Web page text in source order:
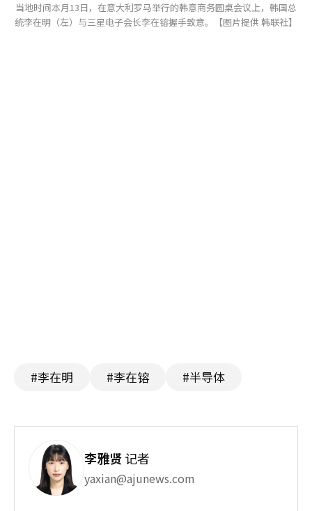
当地时间本月13日，在意大利罗马举行的韩意商务圆桌会议上，韩国总
统李在明（左）与三星电子会长李在镕握手致意。【图片提供 韩联社】
#李在明 #李在镕 #半导体
李雅贤记者
yaxian@ajunews.com